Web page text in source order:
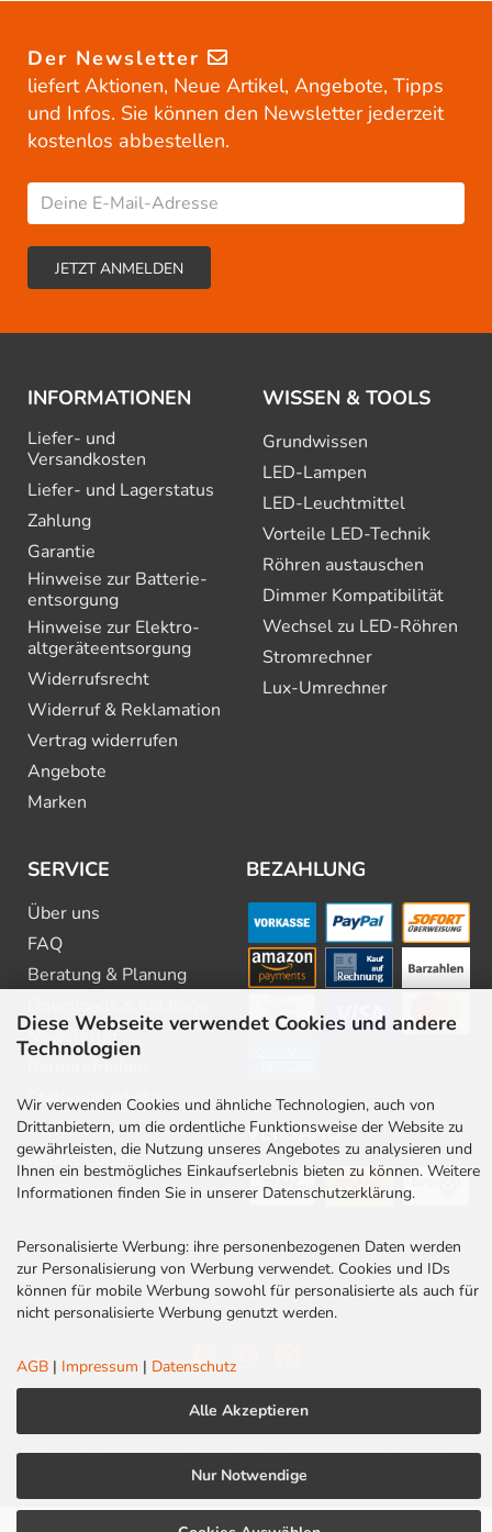
Diese Webseite verwendet Cookies und andere
Technologien
Wir verwenden Cookies und ähnliche Technologien, auch von
Drittanbietern, um die ordentliche Funktionsweise der Website zu
gewährleisten, die Nutzung unseres Angebotes zu analysieren und
Ihnen ein bestmögliches Einkaufserlebnis bieten zu können. Weitere
Informationen finden Sie in unserer Datenschutzerklärung.
Personalisierte Werbung: ihre personenbezogenen Daten werden
zur Personalisierung von Werbung verwendet. Cookies und IDs
können für mobile Werbung sowohl für personalisierte als auch für
nicht personalisierte Werbung genutzt werden.
AGB | Impressum | Datenschutz
Alle Akzeptieren
Nur Notwendige
Der Newsletter
liefert Aktionen, Neue Artikel, Angebote, Tipps
und Infos. Sie können den Newsletter jederzeit
kostenlos abbestellen.
INFORMATIONEN
Liefer- und
Versandkosten
Liefer- und Lagerstatus
Zahlung
Garantie
Hinweise zur Batterie­
entsorgung
Hinweise zur Elektro­
altgeräte­entsorgung
Widerrufsrecht
Widerruf & Reklamation
Vertrag widerrufen
Angebote
Marken
WISSEN & TOOLS
Grundwissen
LED-Lampen
LED-Leuchtmittel
Vorteile LED-Technik
Röhren austauschen
Dimmer Kompatibilität
Wechsel zu LED-Röhren
Stromrechner
Lux-Umrechner
SERVICE
Über uns
FAQ
Beratung & Planung
Newsletter
Barrierefreiheit
Stellenangebote
Kontakt
Rabatt Codes
BEZAHLUNG
VERSAND
Impressum | Datenschutz